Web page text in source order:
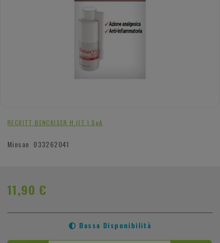
RECKITT BENCKISER H.(IT.) SpA
Minsan 033262041
11,90 €
Bassa Disponibilità